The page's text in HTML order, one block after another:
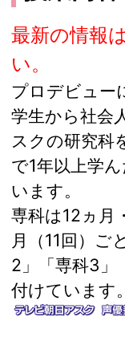
最新の情報は
い。
プロデビュー
学生から社会
スクの研究科
で1年以上学
います。
専科は12ヵ月
月（11回）ご
2」「専科3」
付けています。